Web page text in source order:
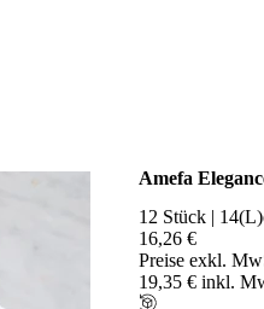
Amefa
12 Stück |
16,26 €
Preise exkl.
19,35 € inkl.